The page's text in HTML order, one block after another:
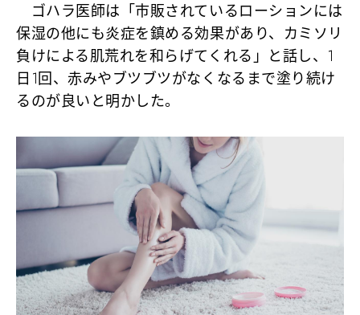
ゴハラ医師は「市販されているローションには
保湿の他にも炎症を鎮める効果があり、カミソリ
負けによる肌荒れを和らげてくれる」と話し、1
日1回、赤みやブツブツがなくなるまで塗り続け
るのが良いと明かした。